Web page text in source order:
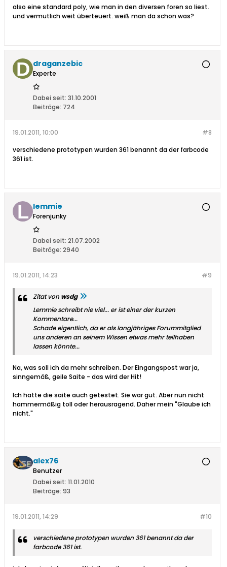
also eine standard poly, wie man in den diversen foren so liest.
und vermutlich weit überteuert. weiß man da schon was?
draganzebic
Experte
Dabei seit: 31.10.2001
Beiträge: 724
#8
19.01.2011, 10:00
verschiedene prototypen wurden 361 benannt da der farbcode
361 ist.
lemmie
Forenjunky
Dabei seit: 21.07.2002
Beiträge: 2940
#9
19.01.2011, 14:23
Zitat von wsdg
Lemmie schreibt nie viel... er ist einer der kurzen
Kommentare...
Schade eigentlich, da er als langjähriges Forummitglied
uns anderen an seinem Wissen etwas mehr teilhaben
lassen könnte...
Na, was soll ich da mehr schreiben. Der Eingangspost war ja,
sinngemäß, geile Saite - das wird der Hit!
Ich hatte die saite auch getestet. Sie war gut. Aber nun nicht
hammermäßig toll oder herausragend. Daher mein "Glaube ich
nicht."
alex76
Benutzer
Dabei seit: 11.01.2010
Beiträge: 93
#10
19.01.2011, 14:29
verschiedene prototypen wurden 361 benannt da der
farbcode 361 ist.